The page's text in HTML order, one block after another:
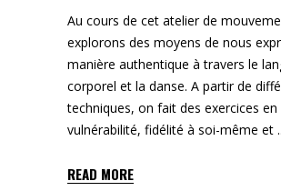
Au cours de cet atelier de
explorons des moyens de nous
manière authentique à travers le
corporel et la danse. A partir de
techniques, on fait des exercices en
vulnérabilité, fidélité à soi-même et
READ MORE